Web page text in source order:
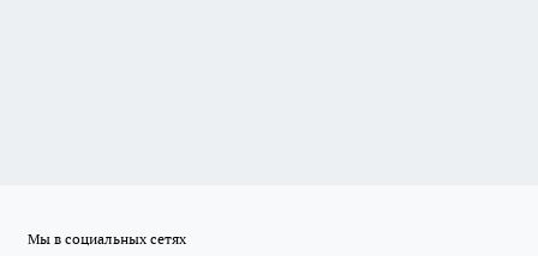
Мы в социальных сетях